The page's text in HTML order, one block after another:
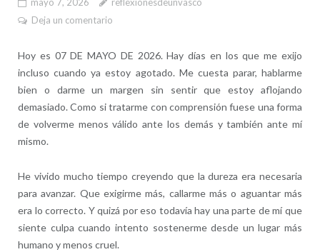
mayo 7, 2026
reflexionesdeunvasco
Deja un comentario
Hoy es 07 DE MAYO DE 2026. Hay días en los que me exijo
incluso cuando ya estoy agotado. Me cuesta parar, hablarme
bien o darme un margen sin sentir que estoy aflojando
demasiado. Como si tratarme con comprensión fuese una forma
de volverme menos válido ante los demás y también ante mí
mismo.
He vivido mucho tiempo creyendo que la dureza era necesaria
para avanzar. Que exigirme más, callarme más o aguantar más
era lo correcto. Y quizá por eso todavía hay una parte de mí que
siente culpa cuando intento sostenerme desde un lugar más
humano y menos cruel.